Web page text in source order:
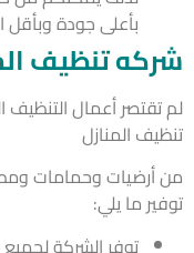
بأعلى جودة وبأقل
تنظيف
أعمال التنظيف
المنازل
وحمامات ومطابخ
ما يلي:
توفر الشركة لجميع